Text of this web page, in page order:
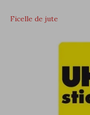
Ficelle de jute